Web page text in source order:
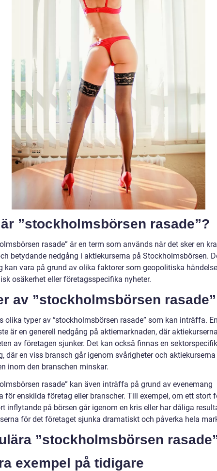
”stockholmsbörsen rasade”?
rasade” är en term som används när det sker en
betydande nedgång i aktiekurserna på Stockholmsbörsen.
kan vara på grund av olika faktorer som geopolitiska
osäkerhet eller företagsspecifika nyheter.
av ”stockholmsbörsen rasade”
olika typer av ”stockholmsbörsen rasade” som kan inträffa.
är en generell nedgång på aktiemarknaden, där
av företagen sjunker. Det kan också finnas en sektorspecifik
där en viss bransch går igenom svårigheter och
inom den branschen minskar.
rasade” kan även inträffa på grund av evenemang
för enskilda företag eller branscher. Till exempel, om ett stort
inflytande på börsen går igenom en kris eller har dåliga
för det företaget sjunka dramatiskt och påverka hela
”stockholmsbörsen
exempel på tidigare